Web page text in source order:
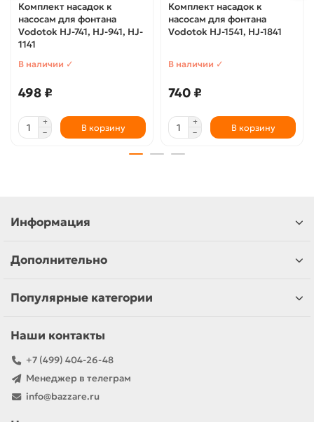
Комплект насадок к
насосам для фонтана
Vodotok HJ-741, HJ-941, HJ-
1141
В наличии ✓
498 ₽
В корзину
Комплект насадок к
насосам для фонтана
Vodotok HJ-1541, HJ-1841
В наличии ✓
740 ₽
В корзину
Информация
Дополнительно
Популярные категории
Наши контакты
+7 (499) 404-26-48
Менеджер в телеграм
info@bazzare.ru